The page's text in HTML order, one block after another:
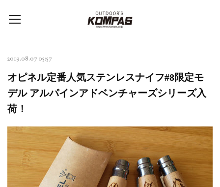
2019.08.07 05:57
オピネル定番人気ステンレスナイフ#8限定モ
デル アルパインアドベンチャーズシリーズ入
荷！